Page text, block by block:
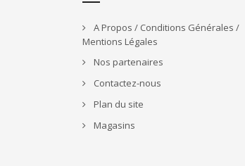
A Propos / Conditions Générales /
Mentions Légales
Nos partenaires
Contactez-nous
Plan du site
Magasins